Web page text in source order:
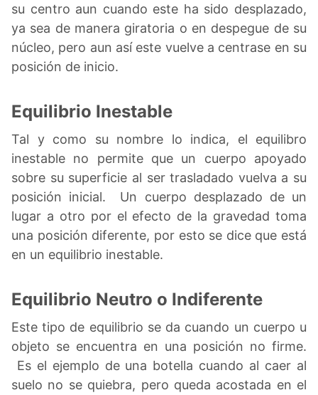
su centro aun cuando este ha sido desplazado,
ya sea de manera giratoria o en despegue de su
núcleo, pero aun así este vuelve a centrase en su
posición de inicio.
Equilibrio Inestable
Tal y como su nombre lo indica, el equilibro
inestable no permite que un cuerpo apoyado
sobre su superficie al ser trasladado vuelva a su
posición inicial. Un cuerpo desplazado de un
lugar a otro por el efecto de la gravedad toma
una posición diferente, por esto se dice que está
en un equilibrio inestable.
Equilibrio Neutro o Indiferente
Este tipo de equilibrio se da cuando un cuerpo u
objeto se encuentra en una posición no firme.
Es el ejemplo de una botella cuando al caer al
suelo no se quiebra, pero queda acostada en el